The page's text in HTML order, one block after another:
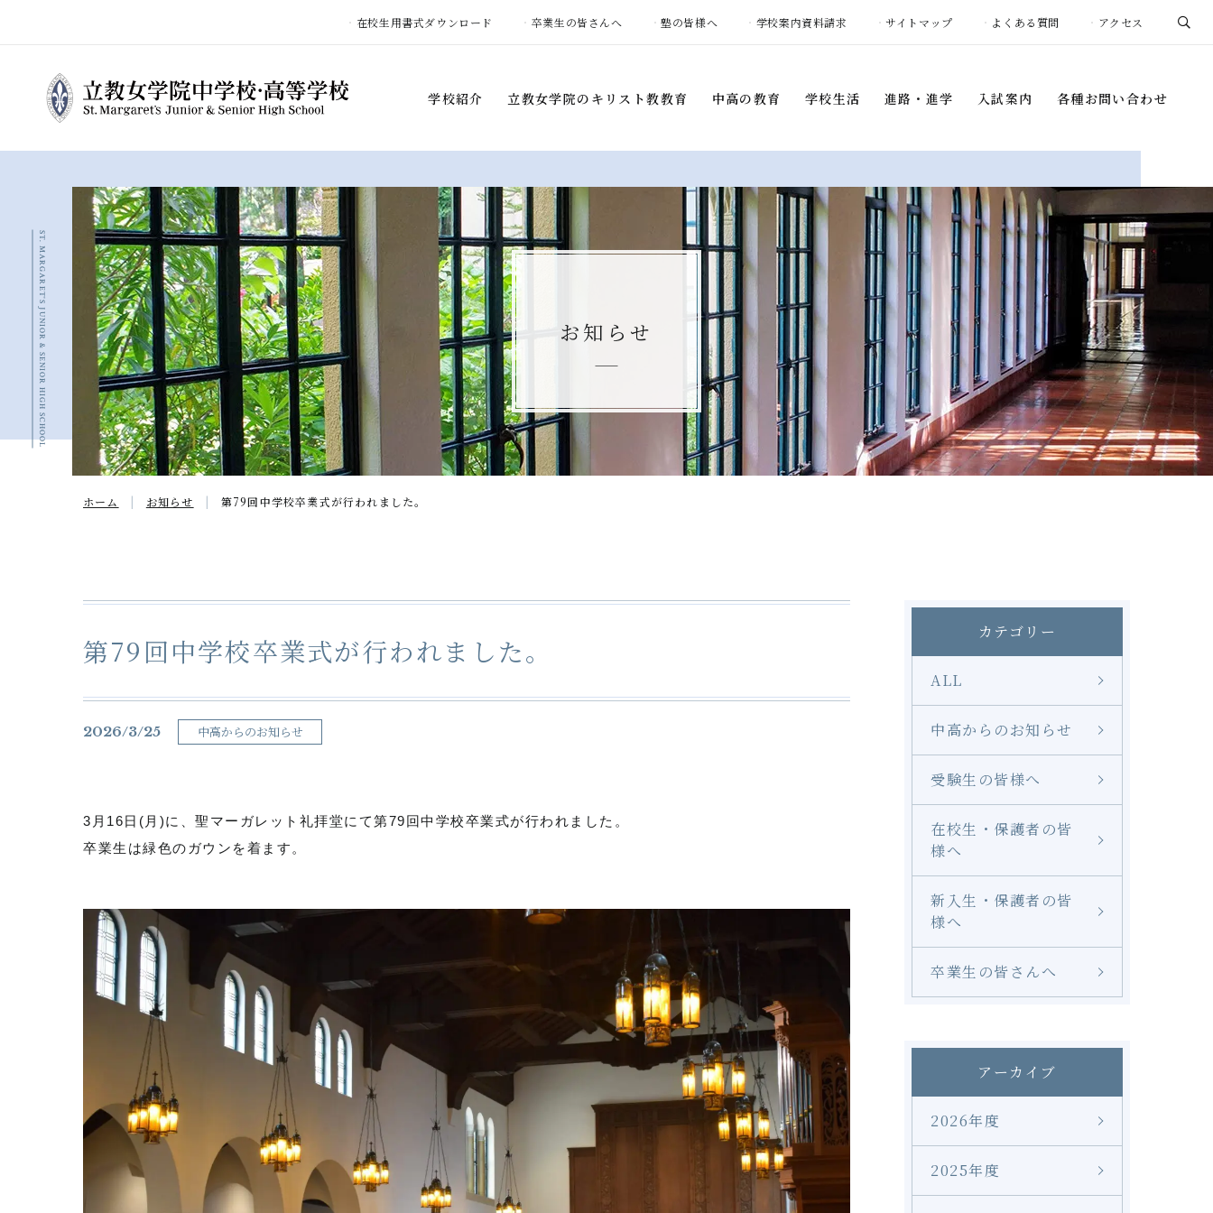
学校紹介
建学の精神・ 教育目標
学校概要
学校長挨拶
教育環境
立教女学院中高の平和憲章
通学区域別生徒数
立教女学院の キリスト教教育
教育
キャンプカリキュラム
中高の教育
カリキュラム
各教科の特色
ARE学習
学校生活
年間行事
1日の流れ
生徒会活動
部活動・団体 （中学校）
部活動・団体 （高等学校）
国際プログラム
修学旅行
進路・進学
進路指導プログラム
進学先・進路状況
卒業生インタビュー
入試案内
入学試験概要
過去の入試結果
海外帰国生の皆様へ
学校説明会・ イベント
納付金
奨学金
LINE
各種お問い合わせ
証明書の発行について
事務室窓口開室 スケジュール
お問い合わせ
在校生用書式ダウンロード 卒業生の皆さんへ 塾の皆様へ 学校案内資料請求 サイトマップ よくある質問 アクセス
お知らせ
ST. MARGARET'S JUNIOR & SENIOR HIGH SCHOOL
ホーム お知らせ 第79回中学校卒業式が行われました。
第79回中学校卒業式が行われました。
2026/3/25 中高からのお知らせ
3月16日(月)に、聖マーガレット礼拝堂にて第79回中学校卒業式が行われました。
卒業生は緑色のガウンを着ます。
カテゴリー
ALL
中高からのお知らせ
受験生の皆様へ
在校生・保護者の皆
様へ
新入生・保護者の皆
様へ
卒業生の皆さんへ
アーカイブ
2026年度
2025年度